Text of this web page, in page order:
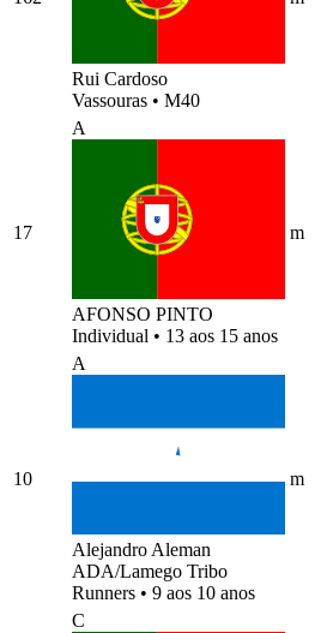
Rui Cardoso
Vassouras • M40
17
A
AFONSO PINTO
Individual • 13 aos 15 anos
m
10
A
Alejandro Aleman
ADA/Lamego Tribo
Runners • 9 aos 10 anos
m
C